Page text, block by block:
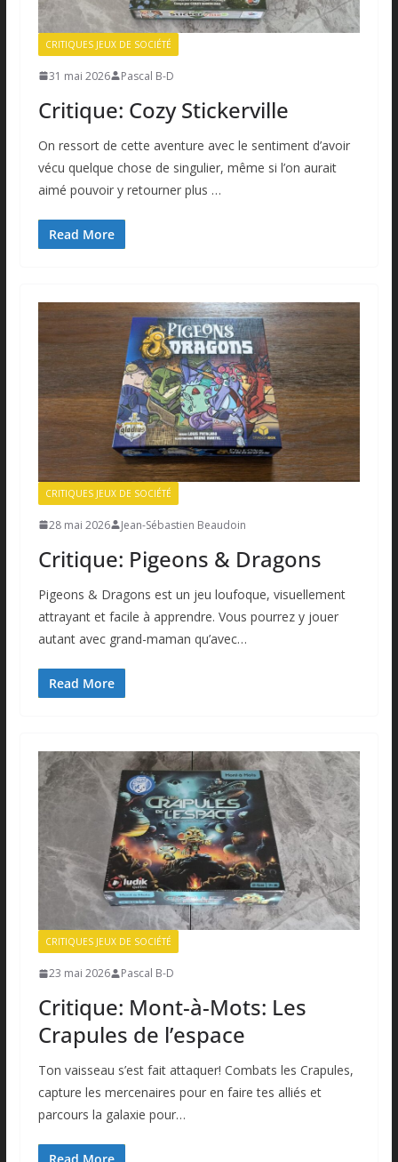
CRITIQUES JEUX DE SOCIÉTÉ
31 mai 2026 Pascal B-D
Critique: Cozy Stickerville
On ressort de cette aventure avec le sentiment d’avoir
vécu quelque chose de singulier, même si l’on aurait
aimé pouvoir y retourner plus …
Read More
CRITIQUES JEUX DE SOCIÉTÉ
28 mai 2026 Jean-Sébastien Beaudoin
Critique: Pigeons & Dragons
Pigeons & Dragons est un jeu loufoque, visuellement
attrayant et facile à apprendre. Vous pourrez y jouer
autant avec grand-maman qu’avec…
Read More
CRITIQUES JEUX DE SOCIÉTÉ
23 mai 2026 Pascal B-D
Critique: Mont-à-Mots: Les
Crapules de l’espace
Ton vaisseau s’est fait attaquer! Combats les Crapules,
capture les mercenaires pour en faire tes alliés et
parcours la galaxie pour…